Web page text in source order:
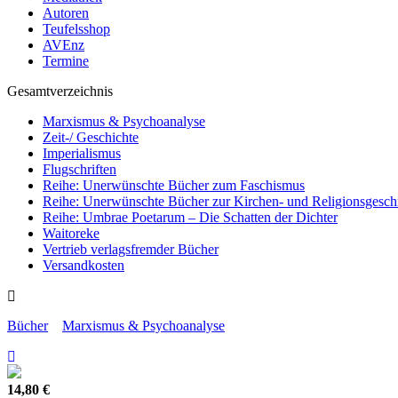
Autoren
Teufelsshop
AVEnz
Termine
Gesamtverzeichnis
Marxismus & Psychoanalyse
Zeit-/ Geschichte
Imperialismus
Flugschriften
Reihe: Unerwünschte Bücher zum Faschismus
Reihe: Unerwünschte Bücher zur Kirchen- und
Reihe: Umbrae Poetarum – Die Schatten der Dichter
Waitoreke
Vertrieb verlagsfremder Bücher
Versandkosten
Bücher Marxismus & Psychoanalyse
14,80 €